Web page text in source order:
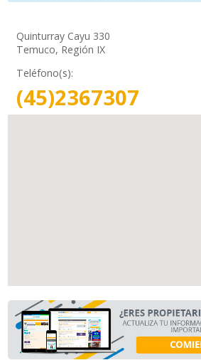
Quinturray Cayu 330
Temuco, Región IX
Teléfono(s):
(45)2367307